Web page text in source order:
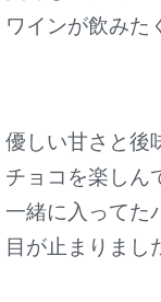
ワインが飲みた
優しい甘さと後
チョコを楽しん
一緒に入ってた
目が止まりまし